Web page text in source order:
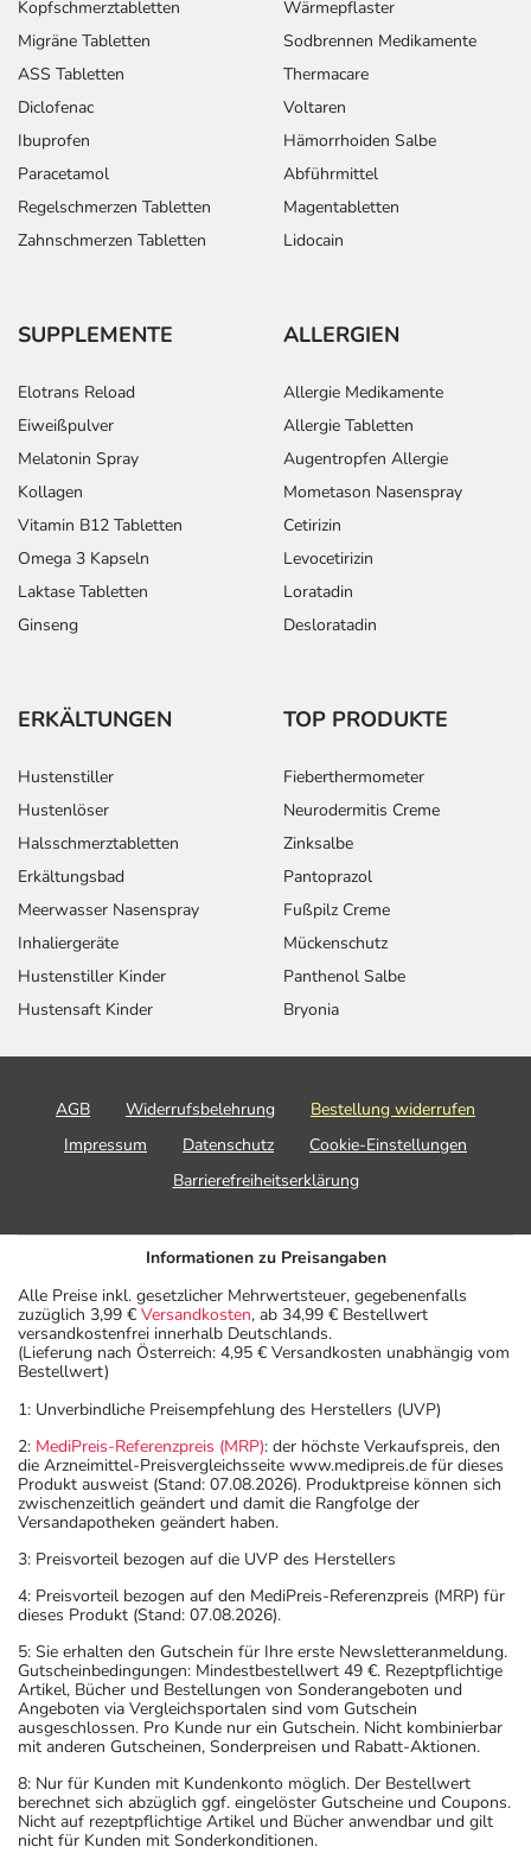
Kopfschmerztabletten
Migräne Tabletten
ASS Tabletten
Diclofenac
Ibuprofen
Paracetamol
Regelschmerzen Tabletten
Zahnschmerzen Tabletten
Wärmepflaster
Sodbrennen Medikamente
Thermacare
Voltaren
Hämorrhoiden Salbe
Abführmittel
Magentabletten
Lidocain
SUPPLEMENTE
Elotrans Reload
Eiweißpulver
Melatonin Spray
Kollagen
Vitamin B12 Tabletten
Omega 3 Kapseln
Laktase Tabletten
Ginseng
ALLERGIEN
Allergie Medikamente
Allergie Tabletten
Augentropfen Allergie
Mometason Nasenspray
Cetirizin
Levocetirizin
Loratadin
Desloratadin
ERKÄLTUNGEN
Hustenstiller
Hustenlöser
Halsschmerztabletten
Erkältungsbad
Meerwasser Nasenspray
Inhaliergeräte
Hustenstiller Kinder
Hustensaft Kinder
TOP PRODUKTE
Fieberthermometer
Neurodermitis Creme
Zinksalbe
Pantoprazol
Fußpilz Creme
Mückenschutz
Panthenol Salbe
Bryonia
AGB Widerrufsbelehrung
Bestellung widerrufen
Impressum
Datenschutz
Cookie-Einstellungen
Barrierefreiheitserklärung
Informationen zu Preisangaben
Alle Preise inkl. gesetzlicher Mehrwertsteuer, gegebenenfalls
zuzüglich 3,99 € Versandkosten, ab 34,99 € Bestellwert
versandkostenfrei innerhalb Deutschlands.
(Lieferung nach Österreich: 4,95 € Versandkosten unabhängig vom
Bestellwert)
1: Unverbindliche Preisempfehlung des Herstellers (UVP)
2: MediPreis-Referenzpreis (MRP): der höchste Verkaufspreis, den
die Arzneimittel-Preisvergleichsseite www.medipreis.de für dieses
Produkt ausweist (Stand: 07.08.2026). Produktpreise können sich
zwischenzeitlich geändert und damit die Rangfolge der
Versandapotheken geändert haben.
3: Preisvorteil bezogen auf die UVP des Herstellers
4: Preisvorteil bezogen auf den MediPreis-Referenzpreis (MRP) für
dieses Produkt (Stand: 07.08.2026).
5: Sie erhalten den Gutschein für Ihre erste Newsletteranmeldung.
Gutscheinbedingungen: Mindestbestellwert 49 €. Rezeptpflichtige
Artikel, Bücher und Bestellungen von Sonderangeboten und
Angeboten via Vergleichsportalen sind vom Gutschein
ausgeschlossen. Pro Kunde nur ein Gutschein. Nicht kombinierbar
mit anderen Gutscheinen, Sonderpreisen und Rabatt-Aktionen.
8: Nur für Kunden mit Kundenkonto möglich. Der Bestellwert
berechnet sich abzüglich ggf. eingelöster Gutscheine und Coupons.
Nicht auf rezeptpflichtige Artikel und Bücher anwendbar und gilt
nicht für Kunden mit Sonderkonditionen.